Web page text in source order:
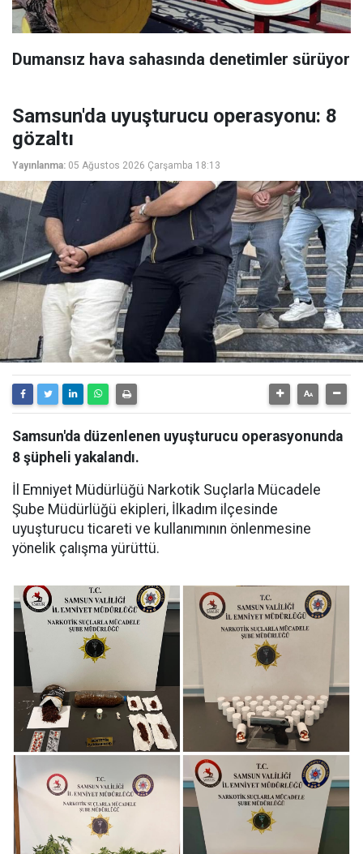
Dumansız hava sahasında denetimler sürüyor
Samsun'da uyuşturucu operasyonu: 8
gözaltı
Yayınlanma: 05 Ağustos 2026 Çarşamba 18:13
Samsun'da düzenlenen uyuşturucu operasyonunda
8 şüpheli yakalandı.
İl Emniyet Müdürlüğü Narkotik Suçlarla Mücadele
Şube Müdürlüğü ekipleri, İlkadım ilçesinde
uyuşturucu ticareti ve kullanımının önlenmesine
yönelik çalışma yürüttü.